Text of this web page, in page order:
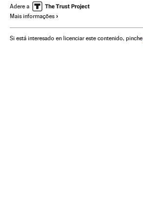
Jared Kushner Paul Manafort
Adere a
Mais informações
Si está interesado en licenciar este contenido, pinche